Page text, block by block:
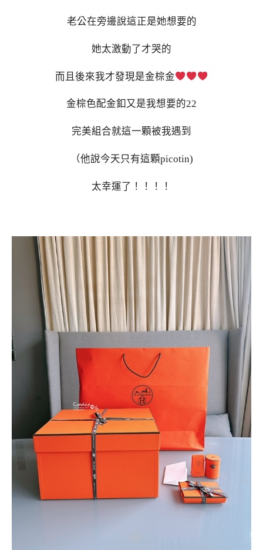
老公在旁邊說這正是她想要的
她太激動了才哭的
而且後來我才發現是金棕金
金棕色配金釦又是我想要的22
完美組合就這一顆被我遇到
（他說今天只有這顆picotin)
太幸運了！！！！